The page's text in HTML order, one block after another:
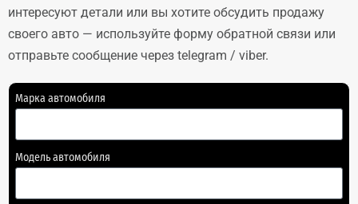
интересуют детали или вы хотите обсудить продажу
своего авто — используйте форму обратной связи или
отправьте сообщение через telegram / viber.
Марка автомобиля
Модель автомобиля